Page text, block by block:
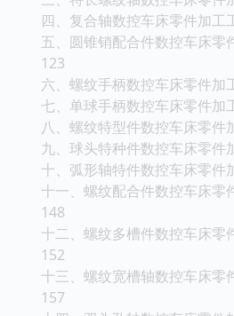
四、复合轴数控车床零件加工
五、圆锥销配合件数控车床零
123
六、螺纹手柄数控车床零件加
七、单球手柄数控车床零件加
八、螺纹特型件数控车床零件
九、球头特种件数控车床零件
十、弧形轴特件数控车床零件
十一、螺纹配合件数控车床零
148
十二、螺纹多槽件数控车床零
152
十三、螺纹宽槽轴数控车床零
157